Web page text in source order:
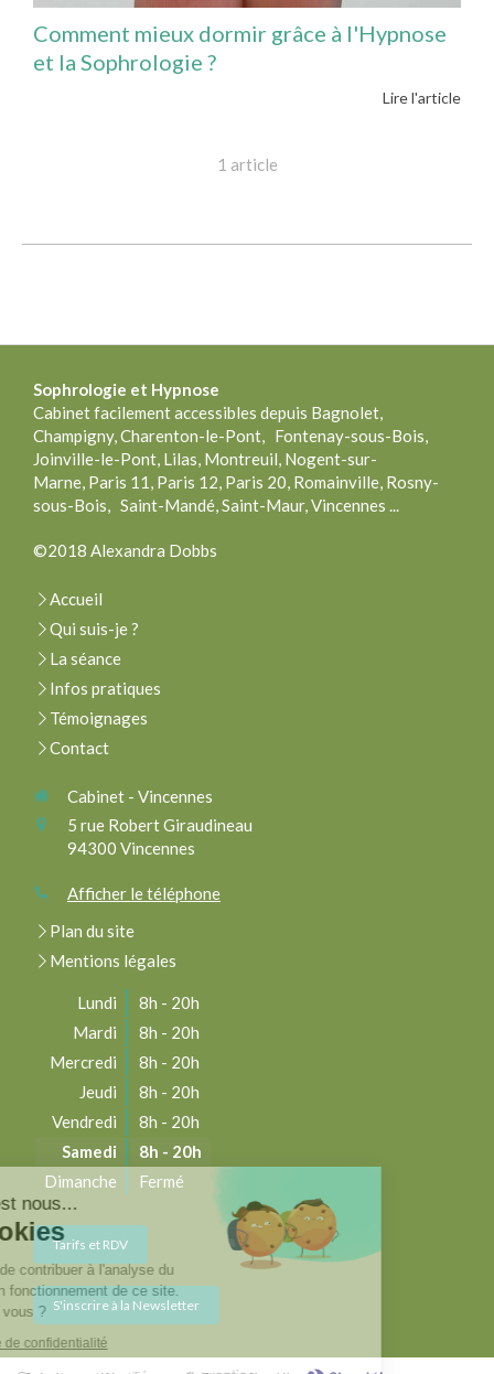
Comment mieux dormir grâce à l'Hypnose
et la Sophrologie ?
Lire l'article
1 article
Sophrologie et Hypnose
Cabinet facilement accessibles depuis Bagnolet,
Champigny, Charenton-le-Pont, Fontenay-sous-Bois,
Joinville-le-Pont, Lilas, Montreuil, Nogent-sur-
Marne, Paris 11, Paris 12, Paris 20, Romainville, Rosny-
sous-Bois, Saint-Mandé, Saint-Maur, Vincennes ...
©2018 Alexandra Dobbs
Accueil
Qui suis-je ?
La séance
Infos pratiques
Témoignages
Contact
Cabinet - Vincennes
5 rue Robert Giraudineau
94300 Vincennes
Afficher le téléphone
Plan du site
Mentions légales
Lundi
8h - 20h
Mardi
8h - 20h
Mercredi
8h - 20h
Jeudi
8h - 20h
Vendredi
8h - 20h
Samedi
8h - 20h
Dimanche
Fermé
Tarifs et RDV
S'inscrire à la Newsletter
c'est nous...
Cookies
rôle est de contribuer à l'analyse du
et au bon fonctionnement de ce site.
OK pour vous ?
la politique de confidentialité